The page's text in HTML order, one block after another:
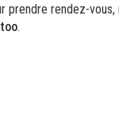
rendez-vous,
.